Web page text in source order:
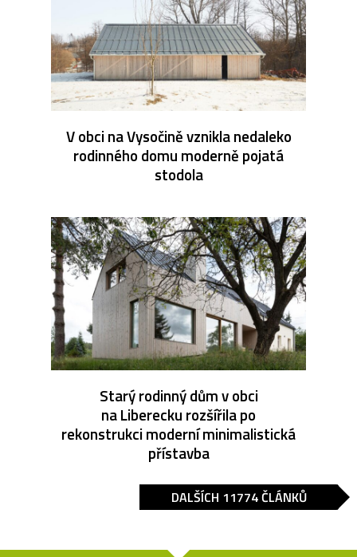
V obci na Vysočině vznikla nedaleko
rodinného domu moderně pojatá
stodola
Starý rodinný dům v obci
na Liberecku rozšířila po
rekonstrukci moderní minimalistická
přístavba
DALŠÍCH 11774 ČLÁNKŮ